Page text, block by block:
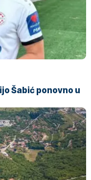
Šabić ponovno u